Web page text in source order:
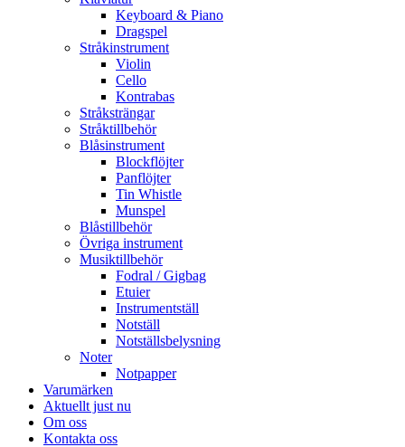
Keyboard & Piano
Dragspel
Stråkinstrument
Violin
Cello
Kontrabas
Stråksträngar
Stråktillbehör
Blåsinstrument
Blockflöjter
Panflöjter
Tin Whistle
Munspel
Blåstillbehör
Övriga instrument
Musiktillbehör
Fodral / Gigbag
Etuier
Instrumentställ
Notställ
Notställsbelysning
Noter
Notpapper
Varumärken
Aktuellt just nu
Om oss
Kontakta oss